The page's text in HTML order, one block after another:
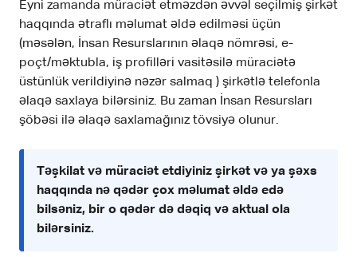
Eyni zamanda müraciət etməzdən əvvəl seçilmiş şirkət
haqqında ətraflı məlumat əldə edilməsi üçün
(məsələn, İnsan Resurslarının əlaqə nömrəsi, e-
poçt/məktubla, iş profilləri vasitəsilə müraciətə
üstünlük verildiyinə nəzər salmaq ) şirkətlə telefonla
əlaqə saxlaya bilərsiniz. Bu zaman İnsan Resursları
şöbəsi ilə əlaqə saxlamağınız tövsiyə olunur.
Təşkilat və müraciət etdiyiniz şirkət və ya şəxs
haqqında nə qədər çox məlumat əldə edə
bilsəniz, bir o qədər də dəqiq və aktual ola
bilərsiniz.